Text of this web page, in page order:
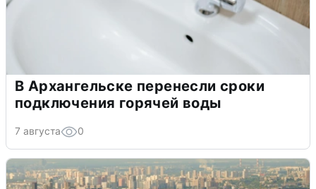
В Архангельске перенесли сроки
подключения горячей воды
7 августа 0